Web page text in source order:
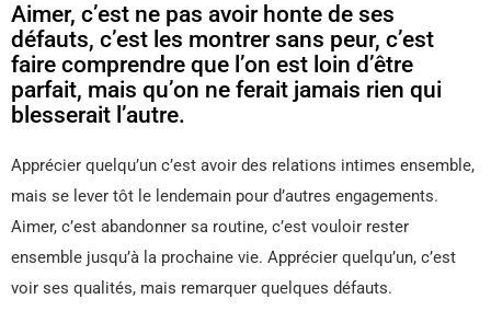
Aimer, c’est ne pas avoir honte de ses
défauts, c’est les montrer sans peur, c’est
faire comprendre que l’on est loin d’être
parfait, mais qu’on ne ferait jamais rien qui
blesserait l’autre.
Apprécier quelqu’un c’est avoir des relations intimes ensemble,
mais se lever tôt le lendemain pour d’autres engagements.
Aimer, c’est abandonner sa routine, c’est vouloir rester
ensemble jusqu’à la prochaine vie. Apprécier quelqu’un, c’est
voir ses qualités, mais remarquer quelques défauts.